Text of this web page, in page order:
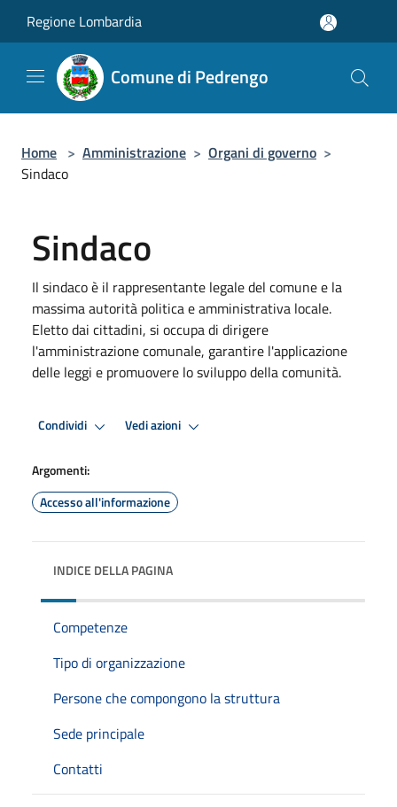
Regione Lombardia
Comune di Pedrengo
Home > Amministrazione > Organi di governo >
Sindaco
Sindaco
Il sindaco è il rappresentante legale del comune e la
massima autorità politica e amministrativa locale.
Eletto dai cittadini, si occupa di dirigere
l'amministrazione comunale, garantire l'applicazione
delle leggi e promuovere lo sviluppo della comunità.
Condividi Vedi azioni
Argomenti:
Accesso all'informazione
INDICE DELLA PAGINA
Competenze
Tipo di organizzazione
Persone che compongono la struttura
Sede principale
Contatti